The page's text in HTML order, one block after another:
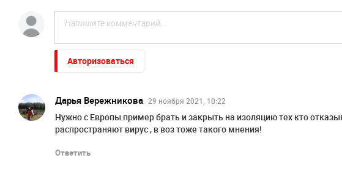
Авторизоваться
Дарья Вережникова 29 ноября 2021, 10:22
Нужно с Европы пример брать и закрыть на изоляцию тех кто
распространяют вирус , в воз тоже такого мнения!
Ответить